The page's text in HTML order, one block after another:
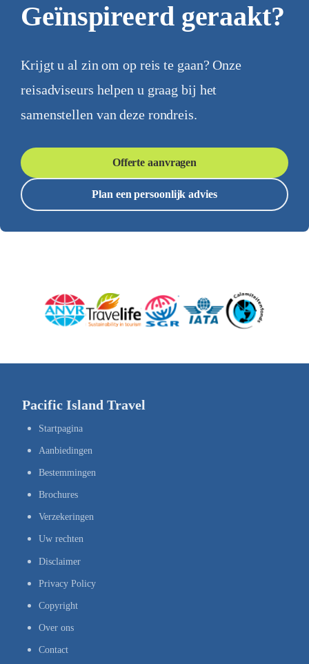
Geïnspireerd geraakt?
Krijgt u al zin om op reis te gaan? Onze
reisadviseurs helpen u graag bij het
samenstellen van deze rondreis.
Offerte aanvragen
Plan een persoonlijk advies
Pacific Island Travel
Startpagina
Aanbiedingen
Bestemmingen
Brochures
Verzekeringen
Uw rechten
Disclaimer
Privacy Policy
Copyright
Over ons
Contact